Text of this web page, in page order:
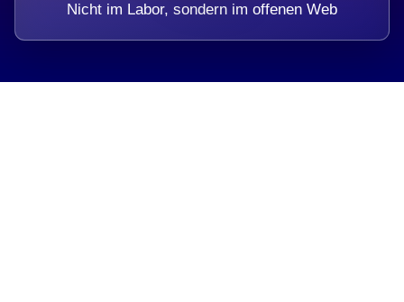
Nicht im Labor, sondern im offenen Web